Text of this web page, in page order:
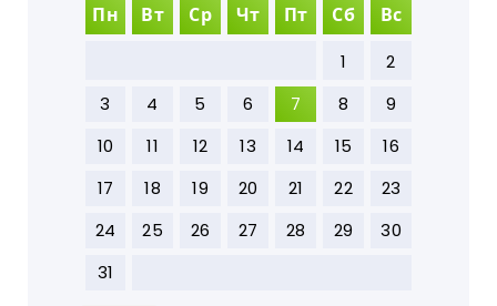
Пн Вт Ср Чт Пт Сб Вс
1
2
3
4 5 6 7 8
9
10
11 12 13 14 15
16
17
18 19 20 21 22
23
24
25 26 27 28 29
30
31